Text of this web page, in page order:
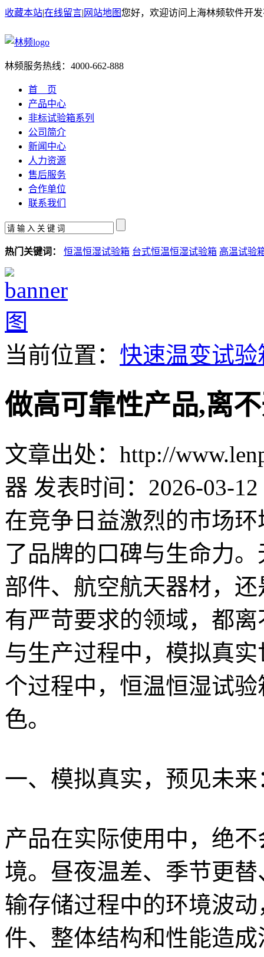
收藏本站|在线留言| 网站地图您好，欢迎访问上海林频软件开
林频服务热线： 4000-662-888
首 页
产品中心
非标试验箱系列
公司简介
新闻中心
人力资源
售后服务
合作单位
联系我们
热门关键词： 恒温恒湿试验箱 台式恒温恒湿试验箱 高温试验
当前位置： 快速温变试验
做高可靠性产品,离
文章出处：http://
器 发表时间：2026-03-12
在竞争日益激烈的市场
了品牌的口碑与生命力
部件、航空航天器材，
有严苛要求的领域，都
与生产过程中，模拟真
个过程中，恒温恒湿试
色。
一、模拟真实，预见未
产品在实际使用中，绝
境。昼夜温差、季节更
输存储过程中的环境波
件、整体结构和性能造